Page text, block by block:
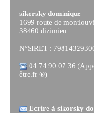
sikorsky dominique
1699 route de
38460 dizimieu
N°SIRET :
04 74 90 07 36
être.fr ®)
Ecrire à sikorsky